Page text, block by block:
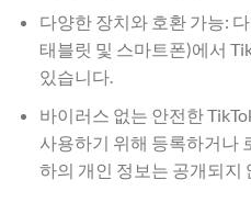
다양한 장치와 호환 가능:
태블릿 및 스마트폰)에서
있습니다.
바이러스 없는 안전한
사용하기 위해 등록하거나
하의 개인 정보는 공개되지